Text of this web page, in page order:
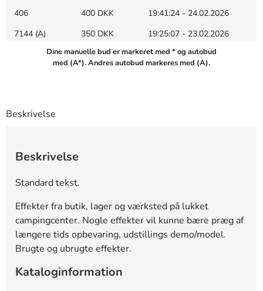
406
400 DKK
19:41:24 - 24.02.2026
7144 (A)
350 DKK
19:25:07 - 23.02.2026
300 DKK
20:23:00 - 23.02.2026
4583
Dine manuelle bud er markeret med * og autobud
med (A*). Andres autobud markeres med (A).
Beskrivelse
Beskrivelse
Standard tekst.
Effekter fra butik, lager og værksted på lukket
campingcenter. Nogle effekter vil kunne bære præg af
længere tids opbevaring, udstillings demo/model.
Brugte og ubrugte effekter.
Kataloginformation